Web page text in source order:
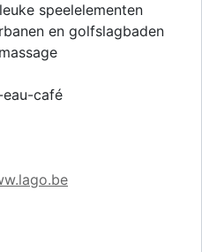
speelelementen
en golfslagbaden
eau-café